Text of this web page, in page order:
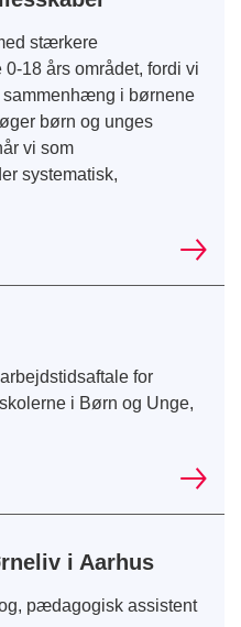
stærkere
18 års området, fordi vi
sammenhæng i børnene
børn og unges
vi som
systematisk,
for
i Børn og Unge,
i Aarhus
pædagogisk assistent